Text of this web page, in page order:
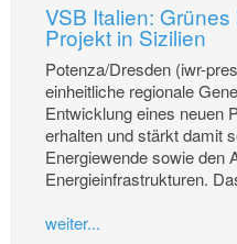
VSB Italien:
Projekt in Sizilien
Potenza/Dresden (iwr-
einheitliche regionale
Entwicklung eines neuen
erhalten und stärkt damit
Energiewende sowie den
Energieinfrastrukturen.
weiter...